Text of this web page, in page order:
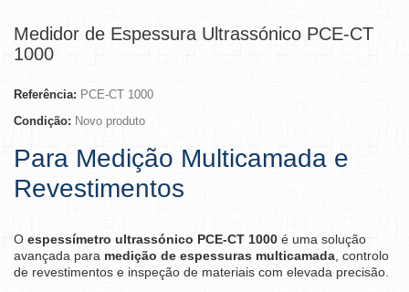
Medidor de Espessura Ultrassónico PCE-CT
1000
Referência: PCE-CT 1000
Condição: Novo produto
Para Medição Multicamada e
Revestimentos
O espessímetro ultrassónico PCE-CT 1000 é uma solução
avançada para medição de espessuras multicamada , controlo
de revestimentos e inspeção de materiais com elevada precisão.